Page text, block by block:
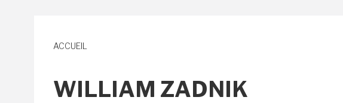
ACCUEIL
WILLIAM ZADNIK